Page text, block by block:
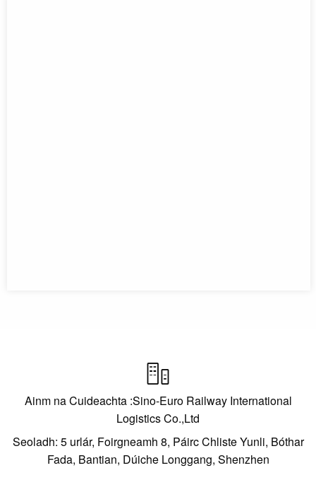

Ainm na Cuideachta :Sino-Euro Railway International
Logistics Co.,Ltd
Seoladh: 5 urlár, Foirgneamh 8, Páirc Chliste Yunli, Bóthar
Fada, Bantian, Dúiche Longgang, Shenzhen